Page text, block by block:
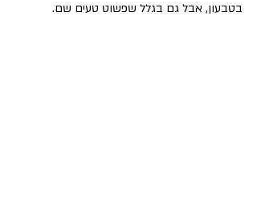
בטבעון, אבל גם בגלל שפשוט טעים שם.